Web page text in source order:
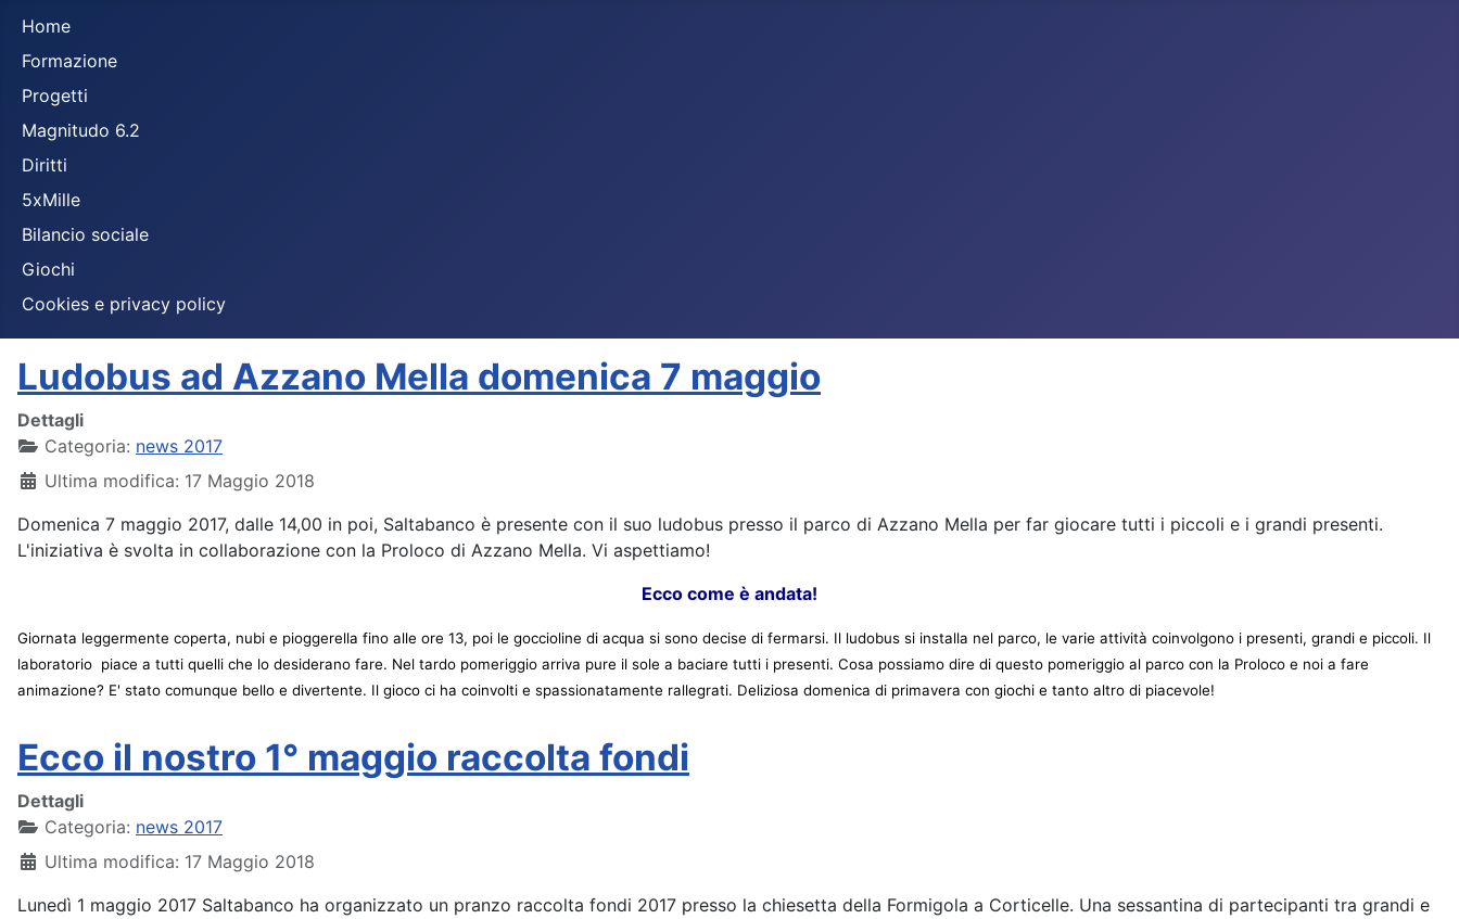
Home
Formazione
Progetti
Magnitudo 6.2
Diritti
5xMille
Bilancio sociale
Giochi
Cookies e privacy policy
Ludobus ad Azzano Mella domenica 7 maggio
Dettagli
Categoria: news 2017
Ultima modifica: 17 Maggio 2018
Domenica 7 maggio 2017, dalle 14,00 in poi, Saltabanco è presente con il suo ludobus presso il parco di Azzano Mella per far giocare tutti i piccoli e i grandi presenti.
L'iniziativa è svolta in collaborazione con la Proloco di Azzano Mella. Vi aspettiamo!
Ecco come è andata!
Giornata leggermente coperta, nubi e pioggerella fino alle ore 13, poi le goccioline di acqua si sono decise di fermarsi. Il ludobus si installa nel parco, le varie attività coinvolgono i presenti, grandi e piccoli. Il
laboratorio piace a tutti quelli che lo desiderano fare. Nel tardo pomeriggio arriva pure il sole a baciare tutti i presenti. Cosa possiamo dire di questo pomeriggio al parco con la Proloco e noi a fare
animazione? E' stato comunque bello e divertente. Il gioco ci ha coinvolti e spassionatamente rallegrati. Deliziosa domenica di primavera con giochi e tanto altro di piacevole!
Ecco il nostro 1° maggio raccolta fondi
Dettagli
Categoria: news 2017
Ultima modifica: 17 Maggio 2018
Lunedì 1 maggio 2017 Saltabanco ha organizzato un pranzo raccolta fondi 2017 presso la chiesetta della Formigola a Corticelle. Una sessantina di partecipanti tra grandi e